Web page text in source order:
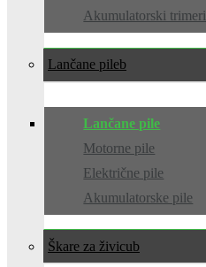
Akumulatorski trimeri
Lančane pile
Lančane pile
Motorne pile
Električne pile
Akumulatorske pile
Škare za živicu